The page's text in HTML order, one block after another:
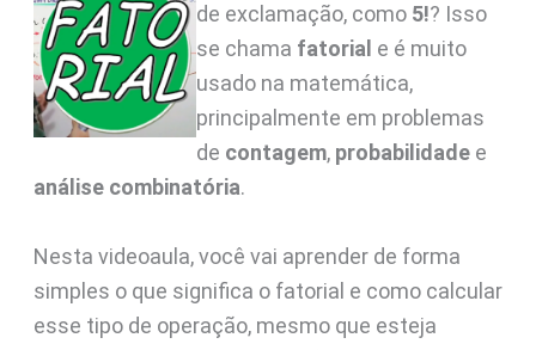
de exclamação, como 5!? Isso
se chama fatorial e é muito
usado na matemática,
principalmente em problemas
de contagem, probabilidadee
análise combinatória.
Nesta videoaula, você vai aprender de forma
simples o que significa o fatorial e como calcular
esse tipo de operação, mesmo que esteja